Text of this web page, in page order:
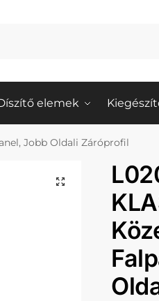
elemek
Jobb Oldali Záróprofil